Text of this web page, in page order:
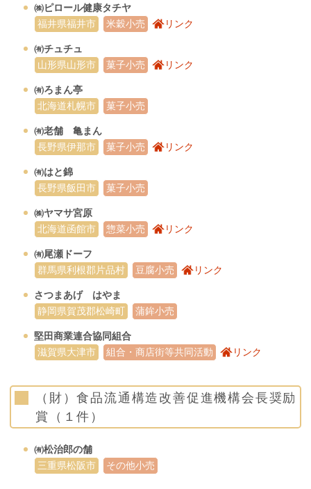
㈱ピロール健康タチヤ
福井県福井市
米穀小売 リンク
㈲チュチュ
山形県山形市
菓子小売 リンク
㈲ろまん亭
北海道札幌市
菓子小売
㈲老舗 亀まん
長野県伊那市
菓子小売 リンク
㈲はと錦
長野県飯田市
菓子小売
㈱ヤマサ宮原
北海道函館市
惣菜小売 リンク
㈲尾瀬ドーフ
群馬県利根郡片品村
豆腐小売 リンク
さつまあげ はやま
静岡県賀茂郡松崎町
蒲鉾小売
堅田商業連合協同組合
滋賀県大津市
組合・商店街等共同活動 リンク
（財）食品流通構造改善促進機構会長奨励
賞（１件）
㈲松治郎の舗
三重県松阪市
その他小売